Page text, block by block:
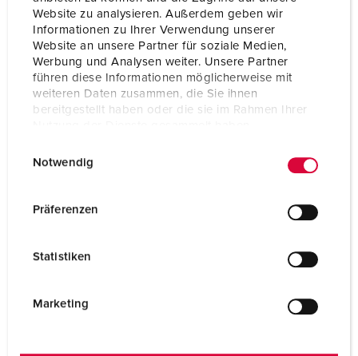
Website zu analysieren. Außerdem geben wir
Informationen zu Ihrer Verwendung unserer
Website an unsere Partner für soziale Medien,
Werbung und Analysen weiter. Unsere Partner
führen diese Informationen möglicherweise mit
weiteren Daten zusammen, die Sie ihnen
bereitgestellt haben oder die sie im Rahmen Ihrer
Notwendig
Präferenzen
Statistiken
Marketing
TILL PRODUKTEN